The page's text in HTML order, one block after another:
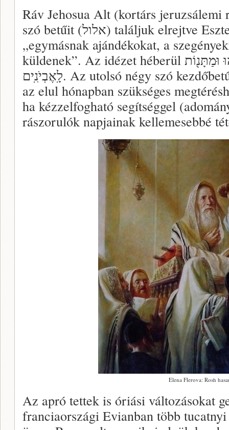
Ráv Jehosua Alt (kortárs
szó betűit (אלול) találjuk elrejtve Eszter könyvében (9:22):
„egymásnak ajándékokat, a
küldenek”. Az idézet héberül וּמִשְׁלֹ֤חַ מָנוֹת֙ אִ֣ישׁ לְרֵעֵ֔הוּ וּמַתָּנ֖וֹת
לָֽאֶבְיֹנִֽים. Az utolsó négy szó kezdőbetűi az א-ל-ו-ל betűk. Szerinte
az elul hónapban szükséges
ha kézzelfogható segítséggel
rászorulók napjainak kellemesebbé
Elena Flerova: Rosh
Az apró tettek is óriási változásokat
franciaországi Evianban több